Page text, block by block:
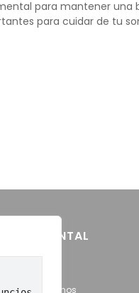
para mantener una
para cuidar de tu
TOT DENTAL
Conócenos